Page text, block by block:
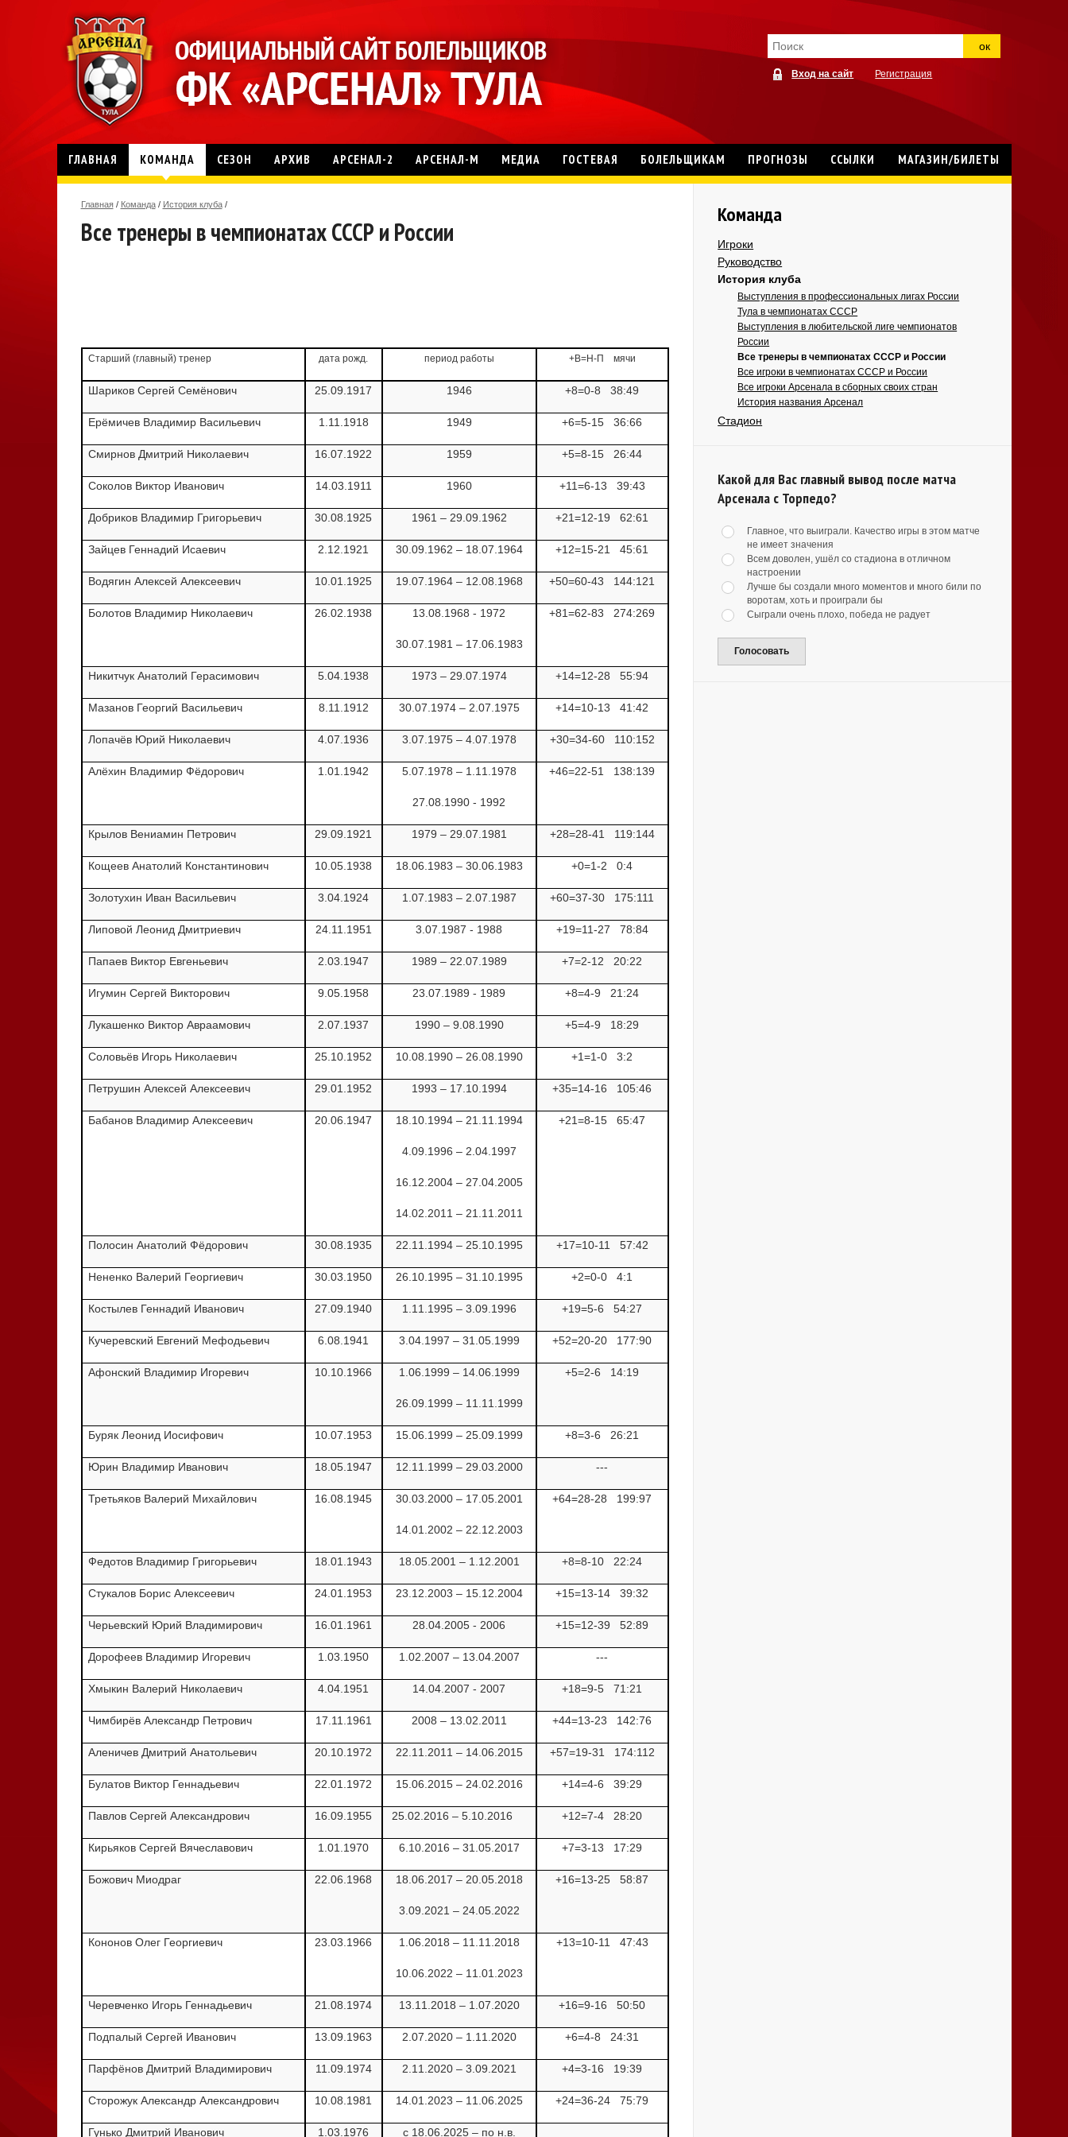
ок
Вход на сайт Регистрация
ГЛАВНАЯ КОМАНДА СЕЗОН АРХИВ АРСЕНАЛ-2 АРСЕНАЛ-М МЕДИА ГОСТЕВАЯ БОЛЕЛЬЩИКАМ ПРОГНОЗЫ ССЫЛКИ МАГАЗИН/БИЛЕТЫ
Главная / Команда / История клуба /
Все тренеры в чемпионатах СССР и России
Старший (главный) тренер дата рожд. период работы +В=Н-П мячи
Шариков Сергей Семёнович 25.09.1917 1946 +8=0-8 38:49
Ерёмичев Владимир Васильевич 1.11.1918 1949 +6=5-15 36:66
Смирнов Дмитрий Николаевич 16.07.1922 1959 +5=8-15 26:44
Соколов Виктор Иванович 14.03.1911 1960 +11=6-13 39:43
Добриков Владимир Григорьевич 30.08.1925 1961 – 29.09.1962 +21=12-19 62:61
Зайцев Геннадий Исаевич 2.12.1921 30.09.1962 – 18.07.1964 +12=15-21 45:61
Водягин Алексей Алексеевич 10.01.1925 19.07.1964 – 12.08.1968 +50=60-43 144:121
Болотов Владимир Николаевич 26.02.1938 13.08.1968 - 1972
30.07.1981 – 17.06.1983
+81=62-83 274:269
Никитчук Анатолий Герасимович 5.04.1938 1973 – 29.07.1974 +14=12-28 55:94
Мазанов Георгий Васильевич 8.11.1912 30.07.1974 – 2.07.1975 +14=10-13 41:42
Лопачёв Юрий Николаевич 4.07.1936 3.07.1975 – 4.07.1978 +30=34-60 110:152
Алёхин Владимир Фёдорович 1.01.1942 5.07.1978 – 1.11.1978
27.08.1990 - 1992
+46=22-51 138:139
Крылов Вениамин Петрович 29.09.1921 1979 – 29.07.1981 +28=28-41 119:144
Кощеев Анатолий Константинович 10.05.1938 18.06.1983 – 30.06.1983 +0=1-2 0:4
Золотухин Иван Васильевич 3.04.1924 1.07.1983 – 2.07.1987 +60=37-30 175:111
Липовой Леонид Дмитриевич 24.11.1951 3.07.1987 - 1988 +19=11-27 78:84
Папаев Виктор Евгеньевич 2.03.1947 1989 – 22.07.1989 +7=2-12 20:22
Игумин Сергей Викторович 9.05.1958 23.07.1989 - 1989 +8=4-9 21:24
Лукашенко Виктор Авраамович 2.07.1937 1990 – 9.08.1990 +5=4-9 18:29
Соловьёв Игорь Николаевич 25.10.1952 10.08.1990 – 26.08.1990 +1=1-0 3:2
Петрушин Алексей Алексеевич 29.01.1952 1993 – 17.10.1994 +35=14-16 105:46
Бабанов Владимир Алексеевич 20.06.1947 18.10.1994 – 21.11.1994
4.09.1996 – 2.04.1997
16.12.2004 – 27.04.2005
14.02.2011 – 21.11.2011
+21=8-15 65:47
Полосин Анатолий Фёдорович 30.08.1935 22.11.1994 – 25.10.1995 +17=10-11 57:42
Нененко Валерий Георгиевич 30.03.1950 26.10.1995 – 31.10.1995 +2=0-0 4:1
Костылев Геннадий Иванович 27.09.1940 1.11.1995 – 3.09.1996 +19=5-6 54:27
Кучеревский Евгений Мефодьевич 6.08.1941 3.04.1997 – 31.05.1999 +52=20-20 177:90
Афонский Владимир Игоревич 10.10.1966 1.06.1999 – 14.06.1999
26.09.1999 – 11.11.1999
+5=2-6 14:19
Буряк Леонид Иосифович 10.07.1953 15.06.1999 – 25.09.1999 +8=3-6 26:21
Юрин Владимир Иванович 18.05.1947 12.11.1999 – 29.03.2000 ---
Третьяков Валерий Михайлович 16.08.1945 30.03.2000 – 17.05.2001
14.01.2002 – 22.12.2003
+64=28-28 199:97
Федотов Владимир Григорьевич 18.01.1943 18.05.2001 – 1.12.2001 +8=8-10 22:24
Стукалов Борис Алексеевич 24.01.1953 23.12.2003 – 15.12.2004 +15=13-14 39:32
Черьевский Юрий Владимирович 16.01.1961 28.04.2005 - 2006 +15=12-39 52:89
Дорофеев Владимир Игоревич 1.03.1950 1.02.2007 – 13.04.2007 ---
Хмыкин Валерий Николаевич 4.04.1951 14.04.2007 - 2007 +18=9-5 71:21
Чимбирёв Александр Петрович 17.11.1961 2008 – 13.02.2011 +44=13-23 142:76
Аленичев Дмитрий Анатольевич 20.10.1972 22.11.2011 – 14.06.2015 +57=19-31 174:112
Булатов Виктор Геннадьевич 22.01.1972 15.06.2015 – 24.02.2016 +14=4-6 39:29
Павлов Сергей Александрович 16.09.1955 25.02.2016 – 5.10.2016 +12=7-4 28:20
Кирьяков Сергей Вячеславович 1.01.1970 6.10.2016 – 31.05.2017 +7=3-13 17:29
Божович Миодраг 22.06.1968 18.06.2017 – 20.05.2018
3.09.2021 – 24.05.2022
+16=13-25 58:87
Кононов Олег Георгиевич 23.03.1966 1.06.2018 – 11.11.2018
10.06.2022 – 11.01.2023
+13=10-11 47:43
Черевченко Игорь Геннадьевич 21.08.1974 13.11.2018 – 1.07.2020 +16=9-16 50:50
Подпалый Сергей Иванович 13.09.1963 2.07.2020 – 1.11.2020 +6=4-8 24:31
Парфёнов Дмитрий Владимирович 11.09.1974 2.11.2020 – 3.09.2021 +4=3-16 19:39
Сторожук Александр Александрович 10.08.1981 14.01.2023 – 11.06.2025 +24=36-24 75:79
Гунько Дмитрий Иванович 1.03.1976 с 18.06.2025 – по н.в.
Команда
Игроки
Руководство
История клуба
Выступления в профессиональных лигах России
Тула в чемпионатах СССР
Выступления в любительской лиге чемпионатов
России
Все тренеры в чемпионатах СССР и России
Все игроки в чемпионатах СССР и России
Все игроки Арсенала в сборных своих стран
История названия Арсенал
Стадион
Какой для Вас главный вывод после матча
Арсенала с Торпедо?
Главное, что выиграли. Качество игры в этом матче
не имеет значения
Всем доволен, ушёл со стадиона в отличном
настроении
Лучше бы создали много моментов и много били по
воротам, хоть и проиграли бы
Сыграли очень плохо, победа не радует
Голосовать